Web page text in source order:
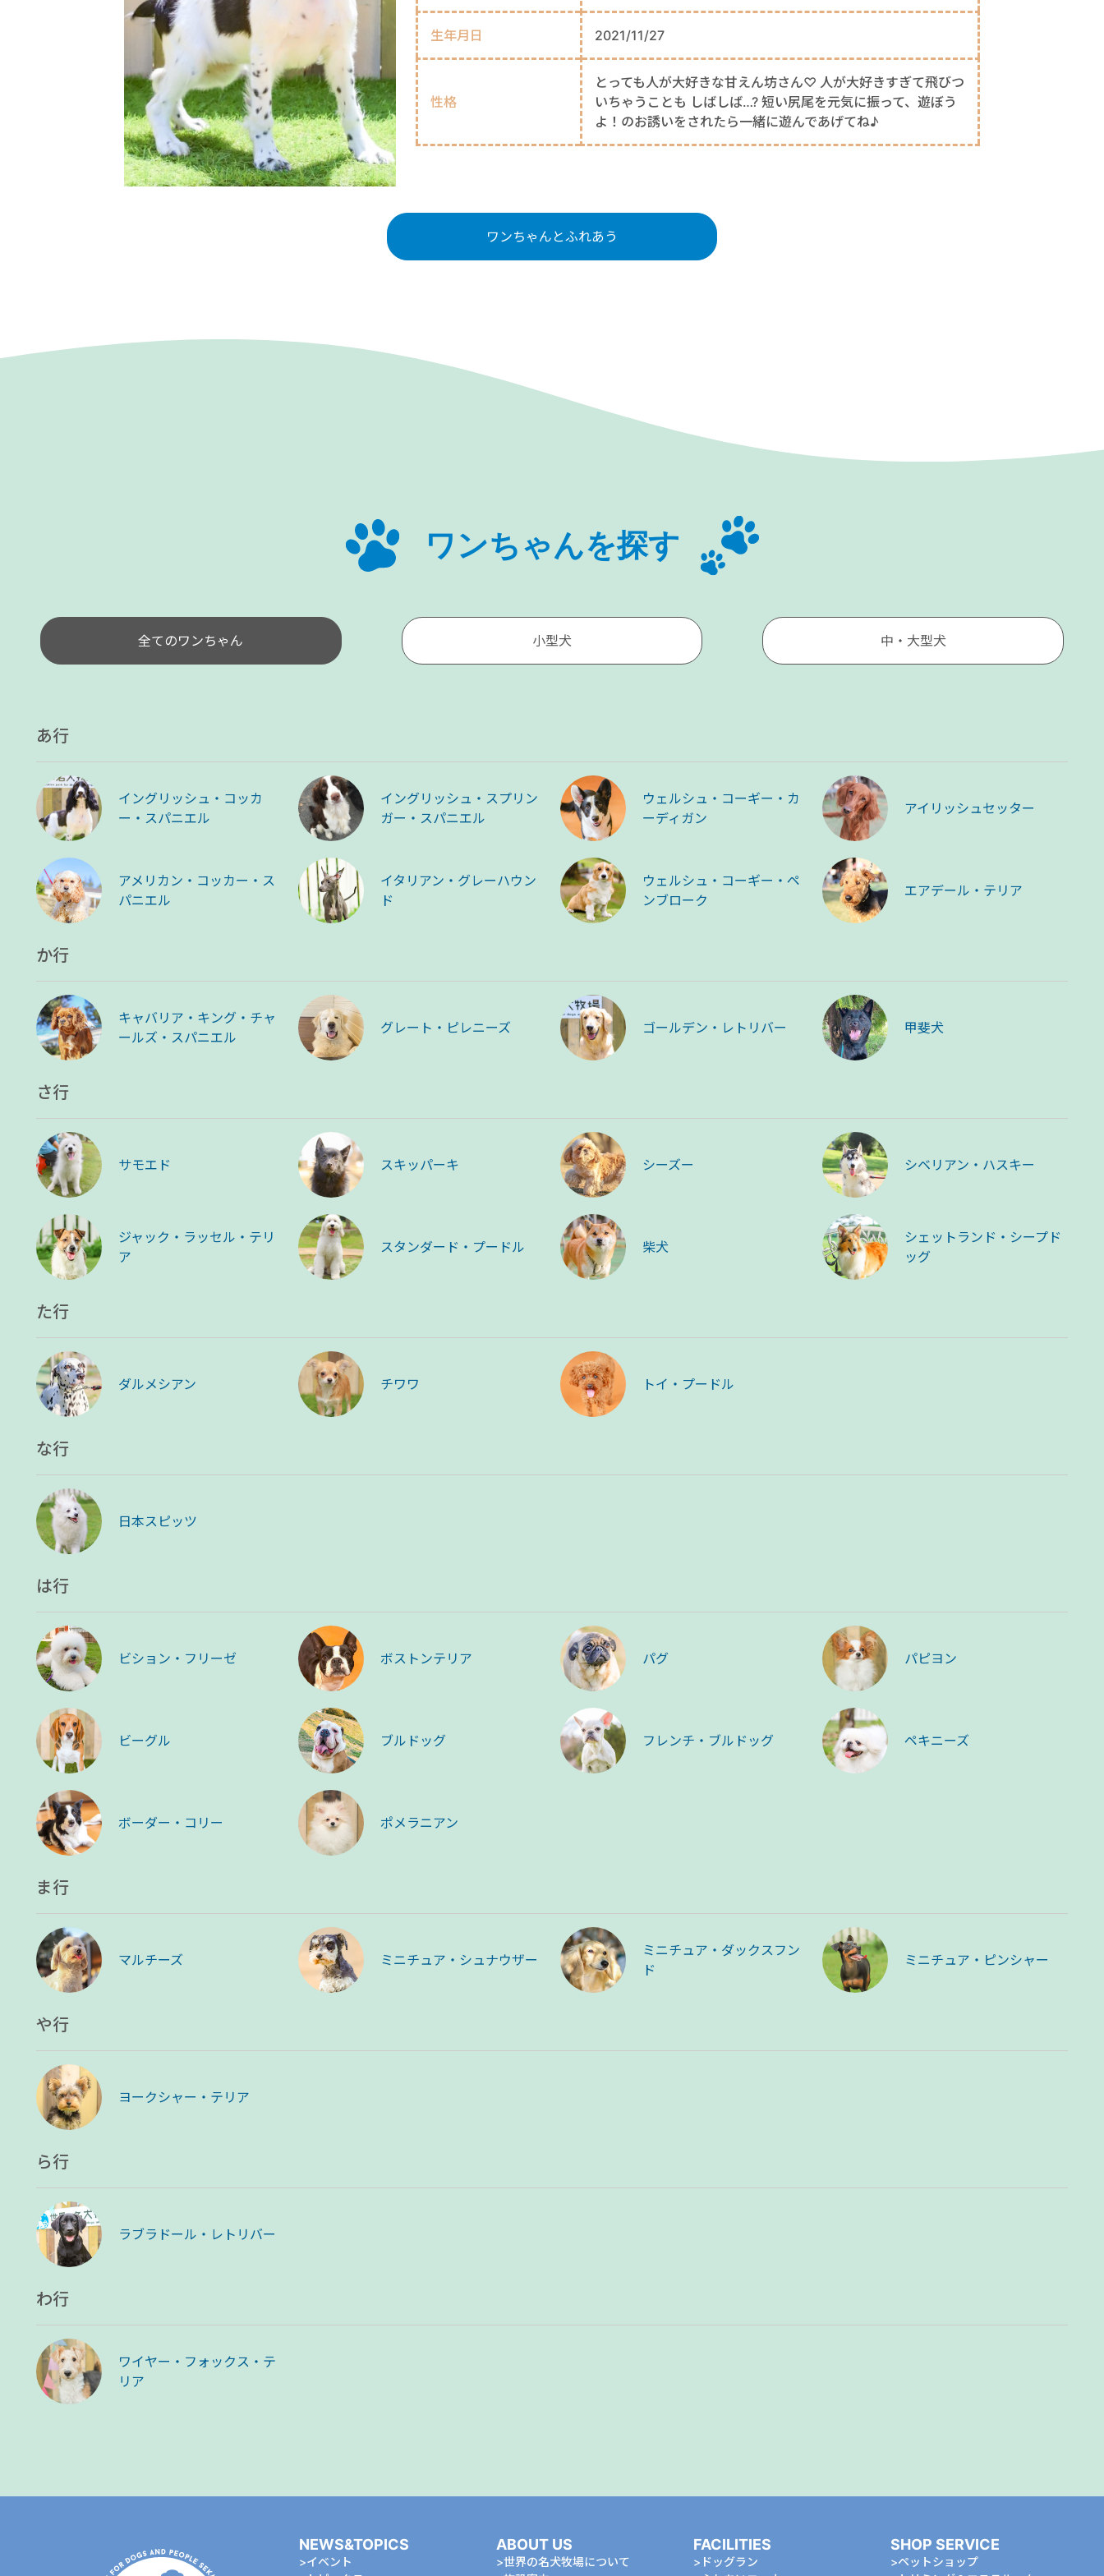
生年月日 2021/11/27
性格
とっても人が大好きな甘えん坊さん♡ 人が大好きすぎて飛びつ
いちゃうことも しばしば…? 短い尻尾を元気に振って、遊ぼう
よ！のお誘いをされたら一緒に遊んであげてね♪
ワンちゃんとふれあう
ワンちゃんを探す
全てのワンちゃん 小型犬 中・大型犬
あ行
イングリッシュ・コッカ
ー・スパニエル
イングリッシュ・スプリン
ガー・スパニエル
ウェルシュ・コーギー・カ
ーディガン
アイリッシュセッター
アメリカン・コッカー・ス
パニエル
イタリアン・グレーハウン
ド
ウェルシュ・コーギー・ペ
ンブローク
エアデール・テリア
か行
キャバリア・キング・チャ
ールズ・スパニエル
グレート・ピレニーズ ゴールデン・レトリバー 甲斐犬
さ行
サモエド スキッパーキ シーズー シベリアン・ハスキー
ジャック・ラッセル・テリ
ア
スタンダード・プードル 柴犬
シェットランド・シープド
ッグ
た行
ダルメシアン チワワ トイ・プードル
な行
日本スピッツ
は行
ビション・フリーゼ ボストンテリア パグ パピヨン
ビーグル ブルドッグ フレンチ・ブルドッグ ペキニーズ
ボーダー・コリー ポメラニアン
ま行
マルチーズ ミニチュア・シュナウザー
ミニチュア・ダックスフン
ド
ミニチュア・ピンシャー
や行
ヨークシャー・テリア
ら行
ラブラドール・レトリバー
わ行
ワイヤー・フォックス・テ
リア
NEWS&TOPICS
イベント
ABOUT US
世界の名犬牧場について
FACILITIES
ドッグラン
SHOP SERVICE
ペットショップ